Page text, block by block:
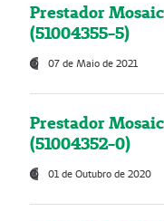
Prestador
(51004355-5)
07 de Maio de 2021
Prestador
(51004352-0)
01 de Outubro de 2020